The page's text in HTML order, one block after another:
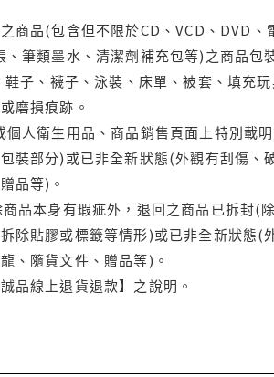
商品(包含但不限於CD、VCD、DVD
筆類墨水、清潔劑補充包等)之商品包
子、襪子、泳裝、床單、被套、填充
磨損痕跡。
人衛生用品、商品銷售頁面上特別載
裝部分)或已非全新狀態(外觀有刮傷
品等)。
品本身有瑕疵外，退回之商品已拆封(
除貼膠或標籤等情形)或已非全新狀態
、隨貨文件、贈品等)。
線上退貨退款】之說明。